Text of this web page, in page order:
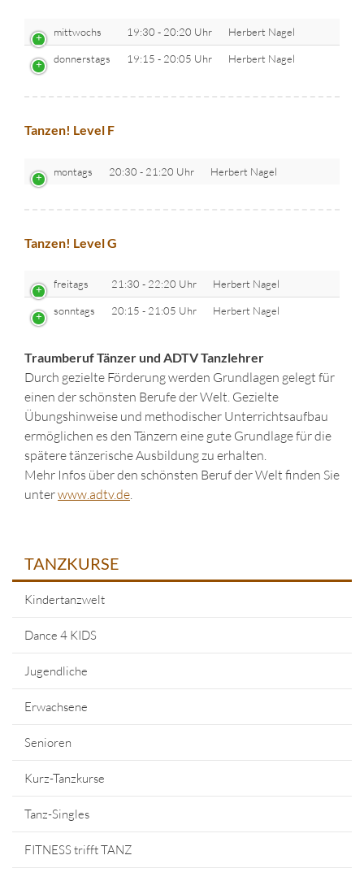
mittwochs 19:30 - 20:20 Uhr Herbert Nagel
donnerstags 19:15 - 20:05 Uhr Herbert Nagel
Tanzen! Level F
montags 20:30 - 21:20 Uhr Herbert Nagel
Tanzen! Level G
freitags 21:30 - 22:20 Uhr Herbert Nagel
sonntags 20:15 - 21:05 Uhr Herbert Nagel
Traumberuf Tänzer und ADTV Tanzlehrer
Durch gezielte Förderung werden Grundlagen gelegt für
einen der schönsten Berufe der Welt. Gezielte
Übungshinweise und methodischer Unterrichtsaufbau
ermöglichen es den Tänzern eine gute Grundlage für die
spätere tänzerische Ausbildung zu erhalten.
Mehr Infos über den schönsten Beruf der Welt finden Sie
unterwww.adtv.de.
TANZKURSE
Kindertanzwelt
Dance 4 KIDS
Jugendliche
Erwachsene
Senioren
Kurz-Tanzkurse
Tanz-Singles
FITNESS trifft TANZ